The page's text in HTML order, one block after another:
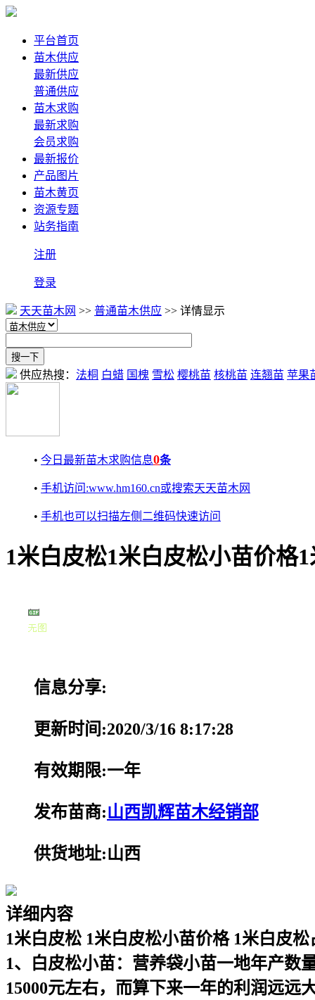
平台首页
苗木供应
最新供应
普通供应
苗木求购
最新求购
会员求购
最新报价
产品图片
苗木黄页
资源专题
站务指南
注册
登录
天天苗木网 >> 普通苗木供应 >> 详情显示
供应热搜： 法桐 白蜡 国槐 雪松 樱桃苗 核桃苗 连翘苗 苹果
• 今日最新苗木求购信息0条
• 手机访问:www.hm160.cn或搜索天天苗木网
• 手机也可以扫描左侧二维码快速访问
1米白皮松1米白皮松小苗价格
信息分享:
更新时间:2020/3/16 8:17:28
有效期限:一年
发布苗商:山西凯辉苗木经销部
供货地址:山西
详细内容
1米白皮松 1米白皮松小苗价格 1米白皮松
1、白皮松小苗：营养袋小苗一地年产数
15000元左右，而算下来一年的利润远远